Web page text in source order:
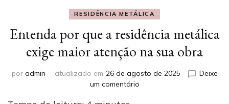
RESIDÊNCIA METÁLICA
Entenda por que a residência metálica
exige maior atenção na sua obra
por admin atualizado em 26 de agosto de 2025
Deixe
um comentárioem